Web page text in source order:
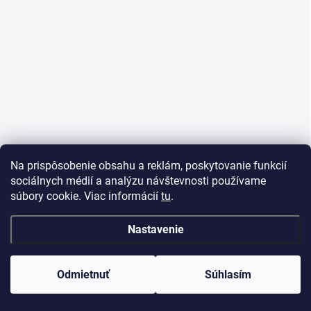
Na prispôsobenie obsahu a reklám, poskytovanie funkcií
sociálnych médií a analýzu návštevnosti používame
súbory cookie. Viac informácií tu.
Nastavenie
Odmietnuť Súhlasím